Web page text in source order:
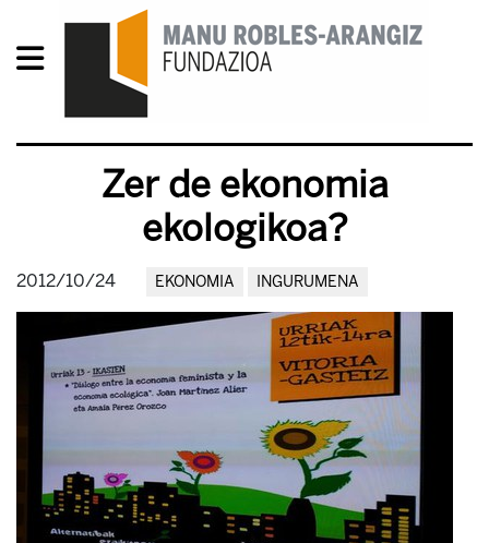
Zer de ekonomia
ekologikoa?
2012/10/24 EKONOMIA INGURUMENA